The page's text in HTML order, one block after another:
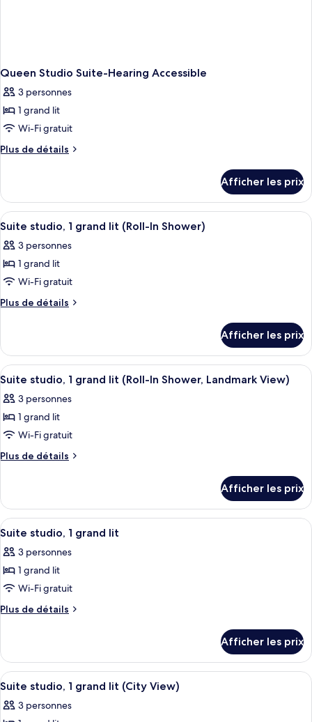
Queen Studio Suite-Hearing Accessible
3 personnes
1 grand lit
Wi-Fi gratuit
Plus de détails
Plus
Queen
Studio
Suite-
Accessible
Afficher les prix
Afficher
toutes
les
photos
pour
ce
chambre :
Suite
studio,
grand
lit
(Roll-
In
4
Suite studio, 1 grand lit (Roll-In Shower)
3 personnes
1 grand lit
Wi-Fi gratuit
Plus de détails
Plus
Suite
studio,
1
lit
(Roll-
Shower)
Afficher les prix
Afficher
toutes
les
photos
pour
ce
chambre :
Suite
studio,
grand
lit
(Roll-
In
View)
4
Suite studio, 1 grand lit (Roll-In Shower, Landmark View)
3 personnes
1 grand lit
Wi-Fi gratuit
Plus de détails
Plus
Suite
studio,
1
lit
(Roll-
Shower,
Landmark
View)
Afficher les prix
Afficher
toutes
les
photos
pour
ce
chambre :
Suite
studio,
grand
5
Suite studio, 1 grand lit
3 personnes
1 grand lit
Wi-Fi gratuit
Plus de détails
Plus
Suite
studio,
1
lit
Afficher les prix
Afficher
toutes
les
Une chambre d’hôtel avec un
4
Suite studio, 1 grand lit (City View)
3 personnes